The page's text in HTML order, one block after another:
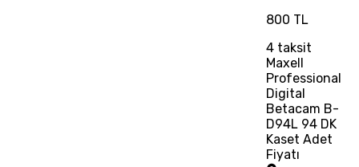
800 TL
4taksit
Maxell
Professional
Digital
Betacam B-
D94L 94 DK
Kaset Adet
Fiyatı